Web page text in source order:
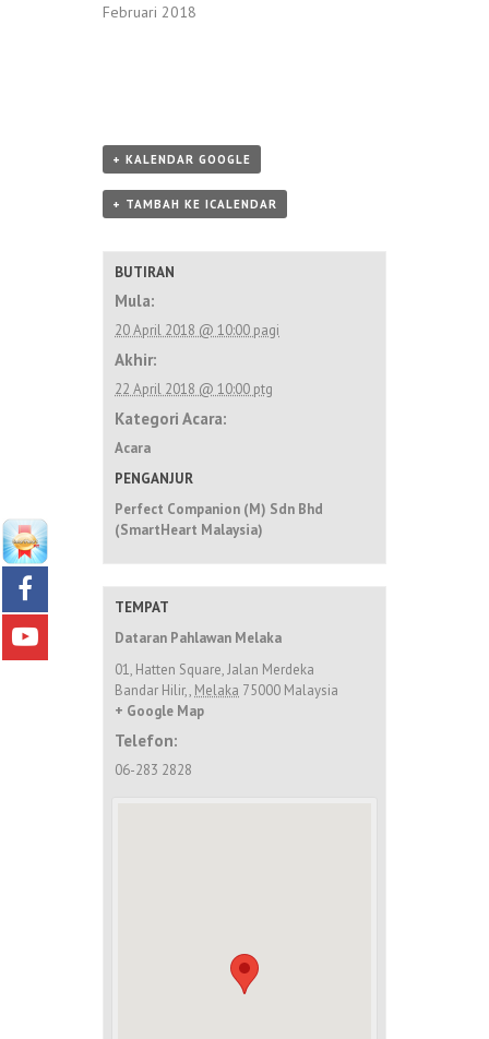
Februari 2018
+ KALENDAR GOOGLE
+ TAMBAH KE ICALENDAR
BUTIRAN
Mula:
20 April 2018 @ 10:00 pagi
Akhir:
22 April 2018 @ 10:00 ptg
Kategori Acara:
Acara
PENGANJUR
Perfect Companion (M) Sdn Bhd
(SmartHeart Malaysia)
TEMPAT
Dataran Pahlawan Melaka
01, Hatten Square, Jalan Merdeka
Bandar Hilir,, Melaka 75000 Malaysia
+ Google Map
Telefon:
06-283 2828